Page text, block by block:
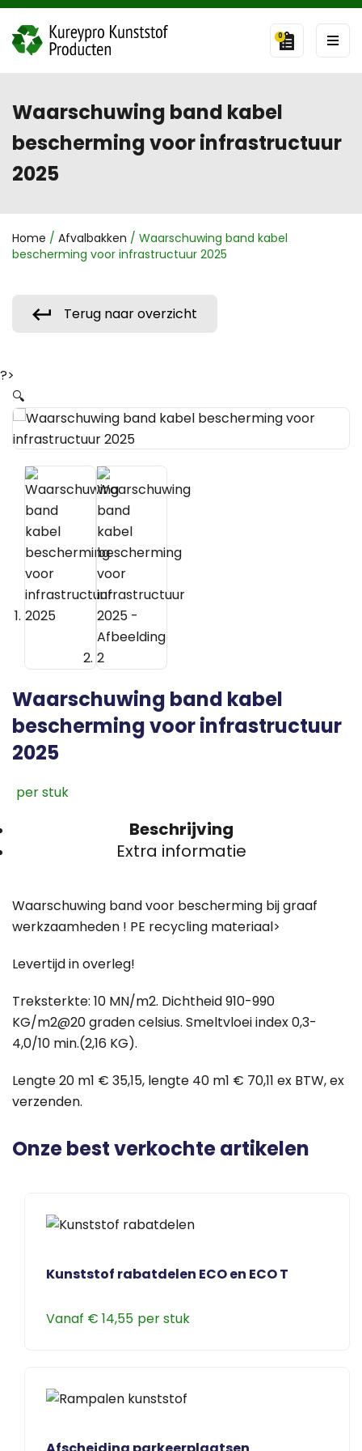
0
Waarschuwing band kabel
bescherming voor infrastructuur
2025
Home / Afvalbakken / Waarschuwing band kabel
bescherming voor infrastructuur 2025
Terug naar overzicht
?>
🔍
Waarschuwing band kabel
bescherming voor infrastructuur
2025
Beschrijving
Extra informatie
Waarschuwing band voor bescherming bij graaf
werkzaamheden ! PE recycling materiaal>
Levertijd in overleg!
Treksterkte: 10 MN/m2. Dichtheid 910-990
KG/m2@20 graden celsius. Smeltvloei index 0,3-
4,0/10 min.(2,16 KG).
Lengte 20 m1 € 35,15, lengte 40 m1 € 70,11 ex BTW, ex
verzenden.
Onze best verkochte artikelen
Kunststof rabatdelen ECO en ECO T
Vanaf € 14,55
meerdere
Deze